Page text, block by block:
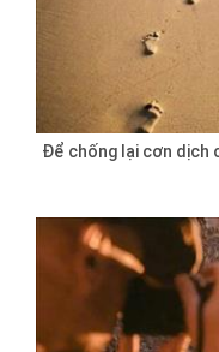
Để chống lại cơn dịch